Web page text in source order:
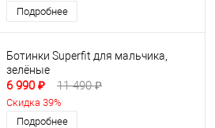
Подробнее
Ботинки Superfit для мальчика,
зелёные
6 990 ₽ 11 490 ₽
Скидка 39%
Подробнее